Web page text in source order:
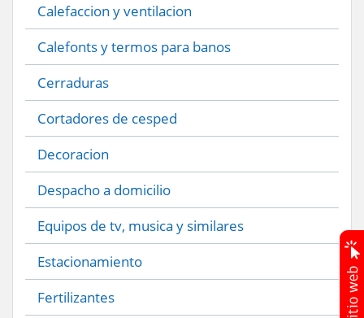
Calefaccion y ventilacion
Calefonts y termos para banos
Cerraduras
Cortadores de cesped
Decoracion
Despacho a domicilio
Equipos de tv, musica y similares
Estacionamiento
Fertilizantes